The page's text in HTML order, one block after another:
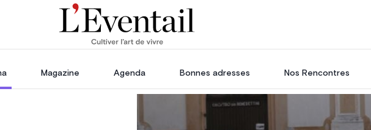
Magazine Agenda Bonnes adresses Nos Rencontres